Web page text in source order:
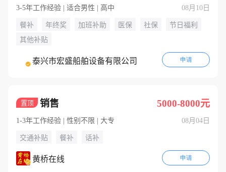
3-5年工作经验 | 适合男性 | 高中 08月10日
餐补 年终奖 加班补助 医保 社保
节日福利
其他补贴
泰兴市宏盛船舶设备有限公司 申请
置顶 销售 5000-8000元
1-3年工作经验 | 性别不限 | 大专 08月04日
交通补贴 餐补 话补
黄桥在线 申请